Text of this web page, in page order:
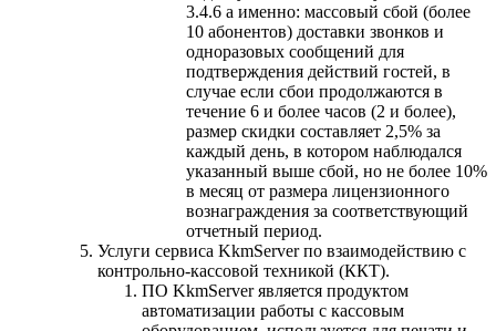
3.4.6 а именно: массовый сбой (более
10 абонентов) доставки звонков и
одноразовых сообщений для
подтверждения действий гостей, в
случае если сбои продолжаются в
течение 6 и более часов (2 и более),
размер скидки составляет 2,5% за
каждый день, в котором наблюдался
указанный выше сбой, но не более 10%
в месяц от размера лицензионного
вознаграждения за соответствующий
отчетный период.
Услуги сервиса KkmServer по взаимодействию с
контрольно-кассовой техникой (ККТ).
ПО KkmServer является продуктом
автоматизации работы с кассовым